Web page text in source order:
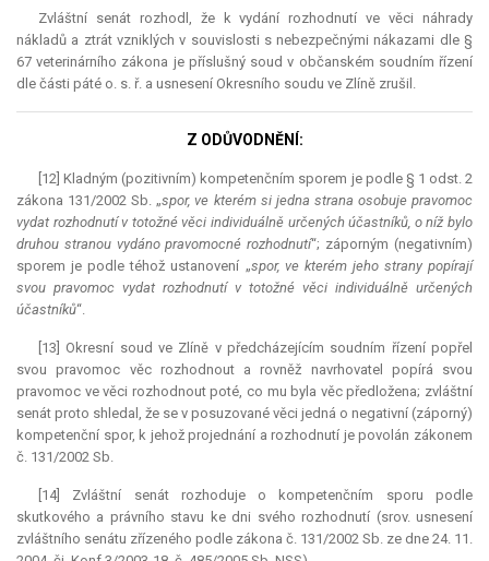
Zvláštní senát rozhodl, že k vydání rozhodnutí ve věci náhrady
nákladů a ztrát vzniklých v souvislosti s nebezpečnými nákazami dle §
67 veterinárního zákona je příslušný soud v občanském soudním řízení
dle části páté o. s. ř. a usnesení Okresního soudu ve Zlíně zrušil.
Z ODŮVODNĚNÍ:
[12] Kladným (pozitivním) kompetenčním sporem je podle § 1 odst. 2
zákona 131/2002 Sb. „spor, ve kterém si jedna strana osobuje pravomoc
vydat rozhodnutí v totožné věci individuálně určených účastníků, o níž bylo
druhou stranou vydáno pravomocné rozhodnutí“; záporným (negativním)
sporem je podle téhož ustanovení „spor, ve kterém jeho strany popírají
svou pravomoc vydat rozhodnutí v totožné věci individuálně určených
účastníků“.
[13] Okresní soud ve Zlíně v předcházejícím soudním řízení popřel
svou pravomoc věc rozhodnout a rovněž navrhovatel popírá svou
pravomoc ve věci rozhodnout poté, co mu byla věc předložena; zvláštní
senát proto shledal, že se v posuzované věci jedná o negativní (záporný)
kompetenční spor, k jehož projednání a rozhodnutí je povolán zákonem
č. 131/2002 Sb.
[14] Zvláštní senát rozhoduje o kompetenčním sporu podle
skutkového a právního stavu ke dni svého rozhodnutí (srov. usnesení
zvláštního senátu zřízeného podle zákona č. 131/2002 Sb. ze dne 24. 11.